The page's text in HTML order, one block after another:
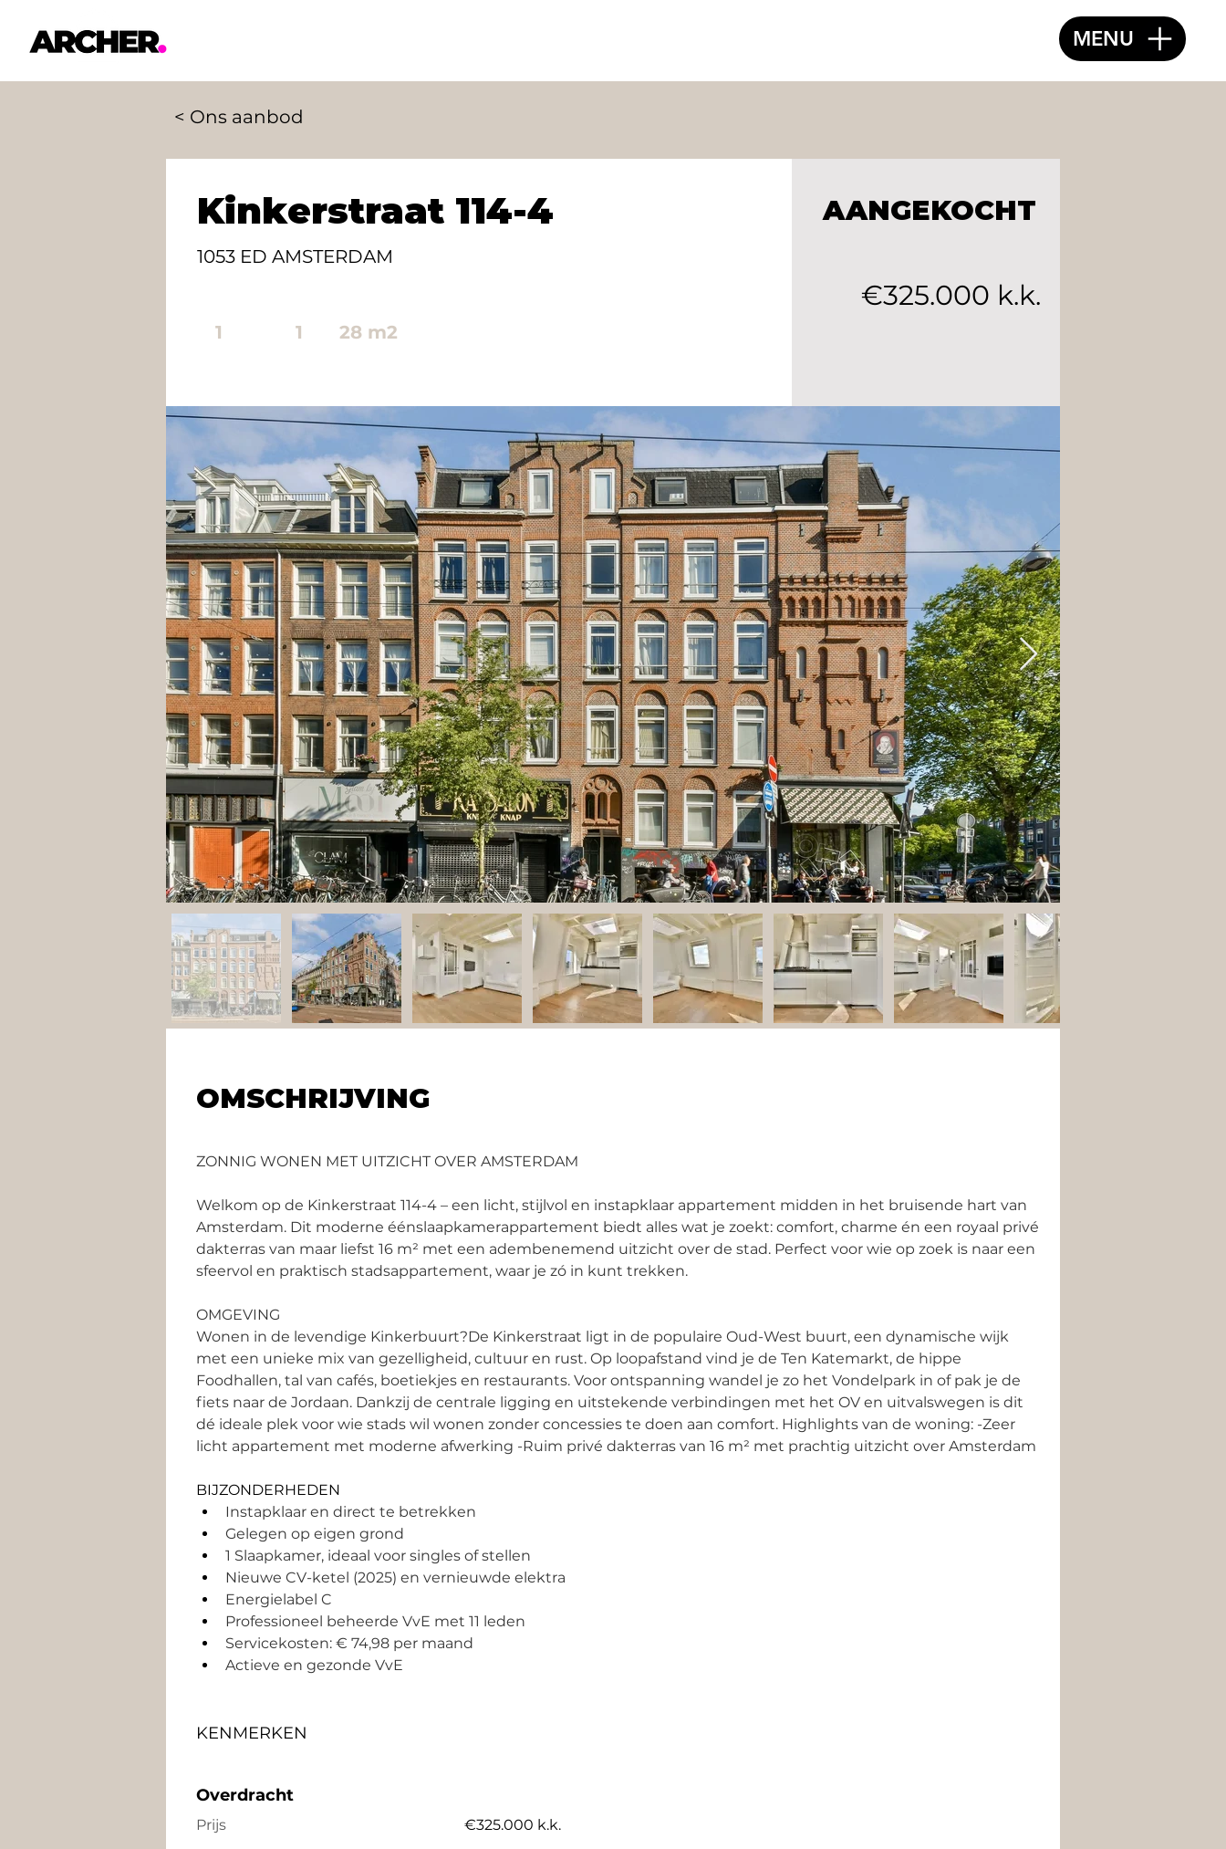
MENU
< Ons aanbod
Kinkerstraat 114-4
1053 ED AMSTERDAM
1 1 28 m2
AANGEKOCHT
€325.000 k.k.
OMSCHRIJVING
ZONNIG WONEN MET UITZICHT OVER AMSTERDAM
Welkom op de Kinkerstraat 114-4 – een licht, stijlvol en instapklaar appartement midden in het bruisende hart van
Amsterdam. Dit moderne éénslaapkamerappartement biedt alles wat je zoekt: comfort, charme én een royaal privé
dakterras van maar liefst 16 m² met een adembenemend uitzicht over de stad. Perfect voor wie op zoek is naar een
sfeervol en praktisch stadsappartement, waar je zó in kunt trekken.
OMGEVING
Wonen in de levendige Kinkerbuurt?De Kinkerstraat ligt in de populaire Oud-West buurt, een dynamische wijk
met een unieke mix van gezelligheid, cultuur en rust. Op loopafstand vind je de Ten Katemarkt, de hippe
Foodhallen, tal van cafés, boetiekjes en restaurants. Voor ontspanning wandel je zo het Vondelpark in of pak je de
fiets naar de Jordaan. Dankzij de centrale ligging en uitstekende verbindingen met het OV en uitvalswegen is dit
dé ideale plek voor wie stads wil wonen zonder concessies te doen aan comfort. Highlights van de woning: -Zeer
licht appartement met moderne afwerking -Ruim privé dakterras van 16 m² met prachtig uitzicht over Amsterdam
BIJZONDERHEDEN
Instapklaar en direct te betrekken
Gelegen op eigen grond
1 Slaapkamer, ideaal voor singles of stellen
Nieuwe CV-ketel (2025) en vernieuwde elektra
Energielabel C
Professioneel beheerde VvE met 11 leden
Servicekosten: € 74,98 per maand
Actieve en gezonde VvE
KENMERKEN
Overdracht
Prijs
€325.000 k.k.